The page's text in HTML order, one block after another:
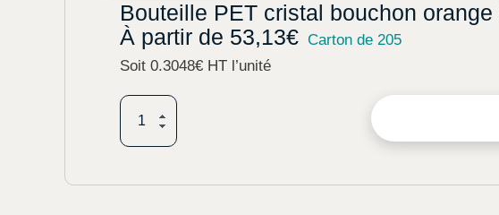
Bouteille PET cristal bouchon orange
À partir de 53,13€
Soit 0.3048€ HT l’unité
Carton de 205